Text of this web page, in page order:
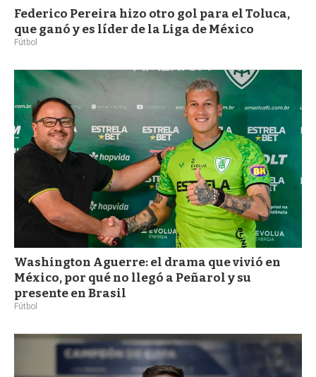
Federico Pereira hizo otro gol para el Toluca,
que ganó y es líder de la Liga de México
Fútbol
Washington Aguerre: el drama que vivió en
México, por qué no llegó a Peñarol y su
presente en Brasil
Fútbol